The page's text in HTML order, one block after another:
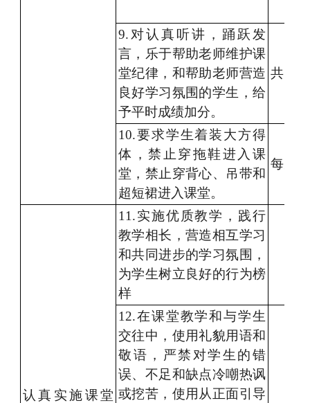
9. 对认真听讲 ，踊跃发
言，乐于帮助老师维护课
堂纪律 ，和帮助老师营造
良好学习氛围的学生，给
予平时成绩加分。
共
10.要求学生着装大方得
体 ，禁止 穿拖鞋进入课
堂， 禁止穿背心、吊带和
超短裙进入课堂。
每次
认真 实施课堂
1 1 .实施优质教学， 践行
教学相长 ，营造相互学习
和共同进步的学习氛围，
为学生树立 良好的行为榜
样
1 2.在课堂教学和与学生
交往中 ，使用礼貌用语和
敬语，
严禁对学生的错
误、不足和缺点冷嘲热讽
或挖苦 ， 使用 从正面引导